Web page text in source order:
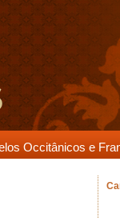
Occitânicos e